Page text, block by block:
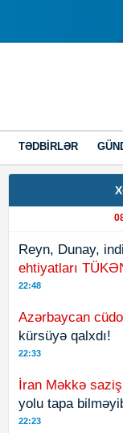
TƏDBIRLƏR
Reyn, Dunay,
ehtiyatları
22:48
Azərbaycan
kürsüyə qalxdı!
22:33
İran Məkkə
yolu tapa
22:23